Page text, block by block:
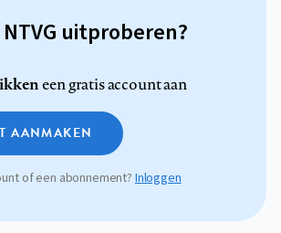
uitproberen?
een gratis account aan
AANMAKEN
of een abonnement? Inloggen